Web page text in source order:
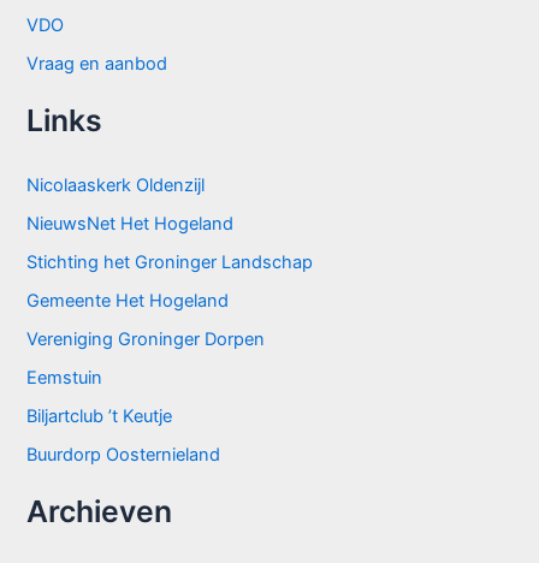
VDO
Vraag en aanbod
Links
Nicolaaskerk Oldenzijl
NieuwsNet Het Hogeland
Stichting het Groninger Landschap
Gemeente Het Hogeland
Vereniging Groninger Dorpen
Eemstuin
Biljartclub ’t Keutje
Buurdorp Oosternieland
Archieven